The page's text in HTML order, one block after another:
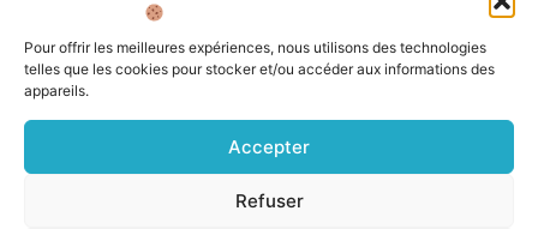
Pour offrir les meilleures expériences, nous utilisons des technologies
telles que les cookies pour stocker et/ou accéder aux informations des
appareils.
Accepter
Refuser
Les sénateurs
Autre liens
Toutes les ressources
Contactez-nous
Divers
personnelles
Mentions légales